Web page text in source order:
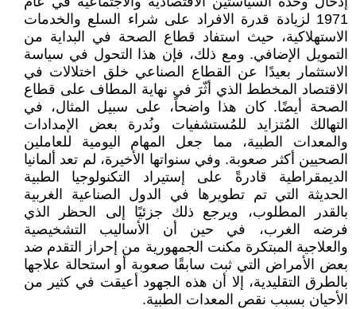
1971 لزيادة قدرة الافراد على شراء السلع والخدمات
الاستهلاكية، حيث استفاد قطاع الصحة في البداية من
التمويل الإضافي. ومع ذلك، فإن هذا التحول في سياسة
الاستثمار بعيدًا عن القطاع الصناعي خلق اختلالات في
الاقتصاد المخطط الذي أثّرَ في نهاية المطاف على قطاع
الصحة أيضًا. كان هذا واضحاً، على سبيل المثال، في
التهالك المُتزايد للمُستشفيات ونُدرة بعض الإمدادات
والمعدات الطبية، مما جعل المهام اليومية للعاملين
الصحيين أكثر صعوبة. وفي سنواتها الأخيرة، لم تعد ألمانيا
الديمقراطية قادرةً على إستيراد التكنولوجيا الطبية
الحديثة التي تم تطويرها في الدول الصناعية الغربية
بالقدر المطلوب، ويرجع ذلك جزئيًا إلى الحظر الذي
فرضه الغرب، في حين أن الأساليب التشخيصية
والعلاجية المبتكرة مكنت الجمهورية من إحراز التقدم ضد
بعض الأمراض التي ثبت سابقًا صعوبة أو استحالة علاجها
بالطرق التقليدية، إلا أن هذه الجهود أعيقت في كثير من
الأحيان بسبب نقص المعدات الطبية.